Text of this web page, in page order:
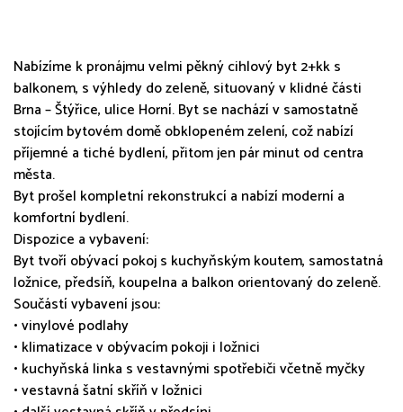
Nabízíme k pronájmu velmi pěkný cihlový byt 2+kk s
balkonem, s výhledy do zeleně, situovaný v klidné části
Brna – Štýřice, ulice Horní. Byt se nachází v samostatně
stojícím bytovém domě obklopeném zelení, což nabízí
příjemné a tiché bydlení, přitom jen pár minut od centra
města.
Byt prošel kompletní rekonstrukcí a nabízí moderní a
komfortní bydlení.
Dispozice a vybavení:
Byt tvoří obývací pokoj s kuchyňským koutem, samostatná
ložnice, předsíň, koupelna a balkon orientovaný do zeleně.
Součástí vybavení jsou:
• vinylové podlahy
• klimatizace v obývacím pokoji i ložnici
• kuchyňská linka s vestavnými spotřebiči včetně myčky
• vestavná šatní skříň v ložnici